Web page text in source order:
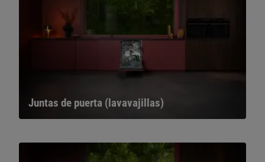
Juntas de puerta (lavavajillas)